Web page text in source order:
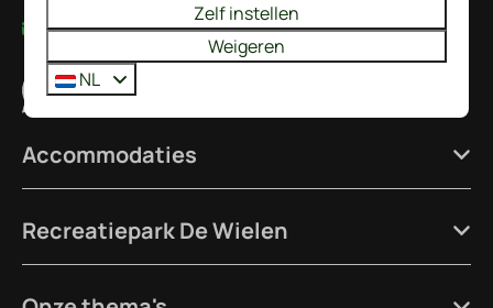
info@recreatieparkdewielen.nl
App met ons
Accommodaties
Recreatiepark De Wielen
Zelf instellen
Weigeren
NL